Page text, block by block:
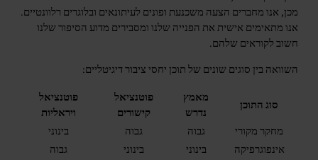
מכן, אנו מחברים הצעה משכנעת ופונים לעיתונאים ובלוגרים רלוונטיים.
אנו מתאימים אישית את הפנייה שלנו ומסבירים מדוע הסיפור שלנו
חשוב לקוראים שלהם.
השוואה בין סוגים שונים של תוכן יחסי ציבור דיגיטליים:
סוג התוכן
מאמץ
נדרש
פוטנציאל
קישורים
פוטנציאל
ויראליות
מחקר מקורי
גבוה גבוה
בינוני
אינפוגרפיקה
בינוני בינוני
גבוה